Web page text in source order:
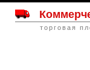
торговая